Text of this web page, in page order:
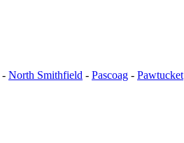
- North Smithfield - Pascoag - Pawtucket